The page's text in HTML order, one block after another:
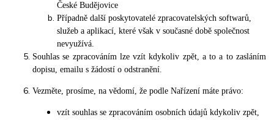
České Budějovice
Případně další poskytovatelé zpracovatelských softwarů,
služeb a aplikací, které však v současné době společnost
nevyužívá.
Souhlas se zpracováním lze vzít kdykoliv zpět, a to a to zasláním
dopisu, emailu s žádostí o odstranění.
Vezměte, prosíme, na vědomí, že podle Nařízení máte právo:
vzít souhlas se zpracováním osobních údajů kdykoliv zpět,